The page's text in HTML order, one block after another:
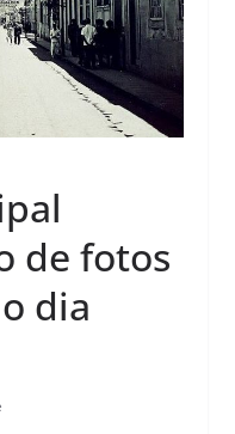
de fotos
dia